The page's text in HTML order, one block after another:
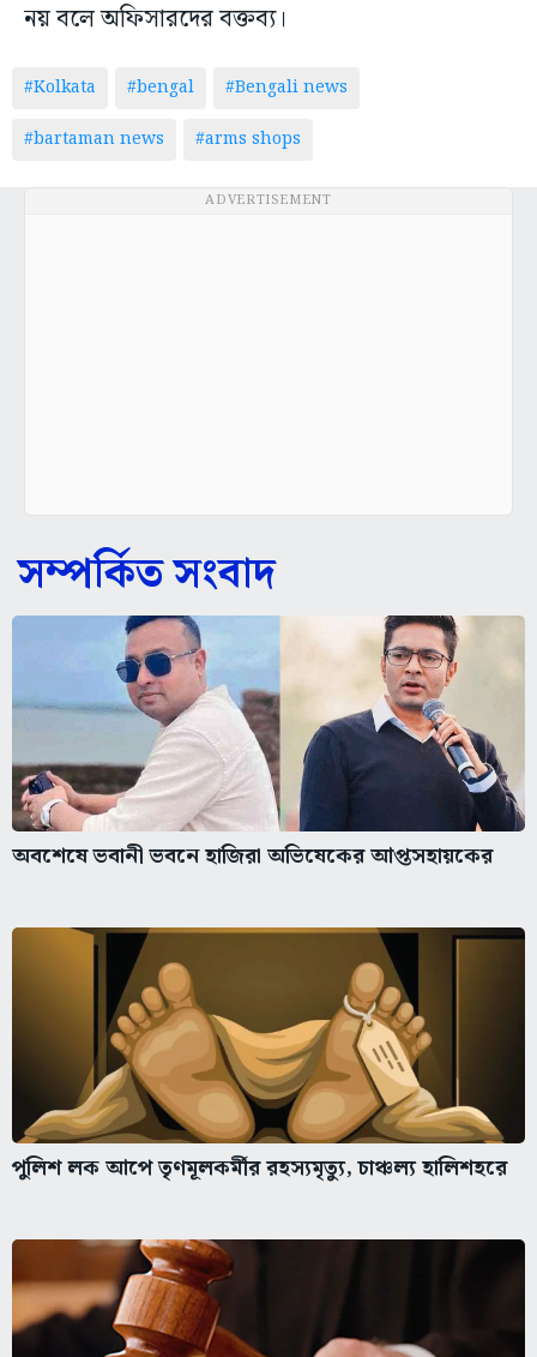
নয় বলে অফিসারদের বক্তব্য।
#Kolkata #bengal
#Bengali news
#bartaman news
#arms shops
ADVERTISEMENT
সম্পর্কিত সংবাদ
অবশেষে ভবানী ভবনে হাজিরা অভিষেকের আপ্তসহায়কের
পুলিশ লক আপে তৃণমূলকর্মীর রহস্যমৃত্যু, চাঞ্চল্য হালিশহরে